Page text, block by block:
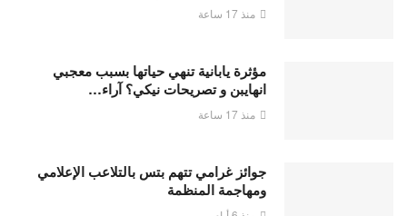
منذ 17 ساعة
مؤثرة يابانية تنهي حياتها بسبب معجبي
انهايبن و تصريحات نيكي؟ آراء…
منذ 17 ساعة
جوائز غرامي تتهم بتس بالتلاعب الإعلامي
ومهاجمة المنظمة